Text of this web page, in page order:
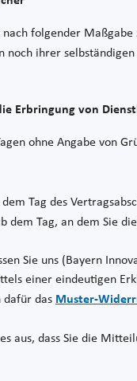
folgender
ihrer
Erbringung von
ohne Angabe von
Tag des
dem Tag, an dem Sie
Sie uns (Bayern
einer eindeutigen
dafür das Muster-
aus, dass Sie die